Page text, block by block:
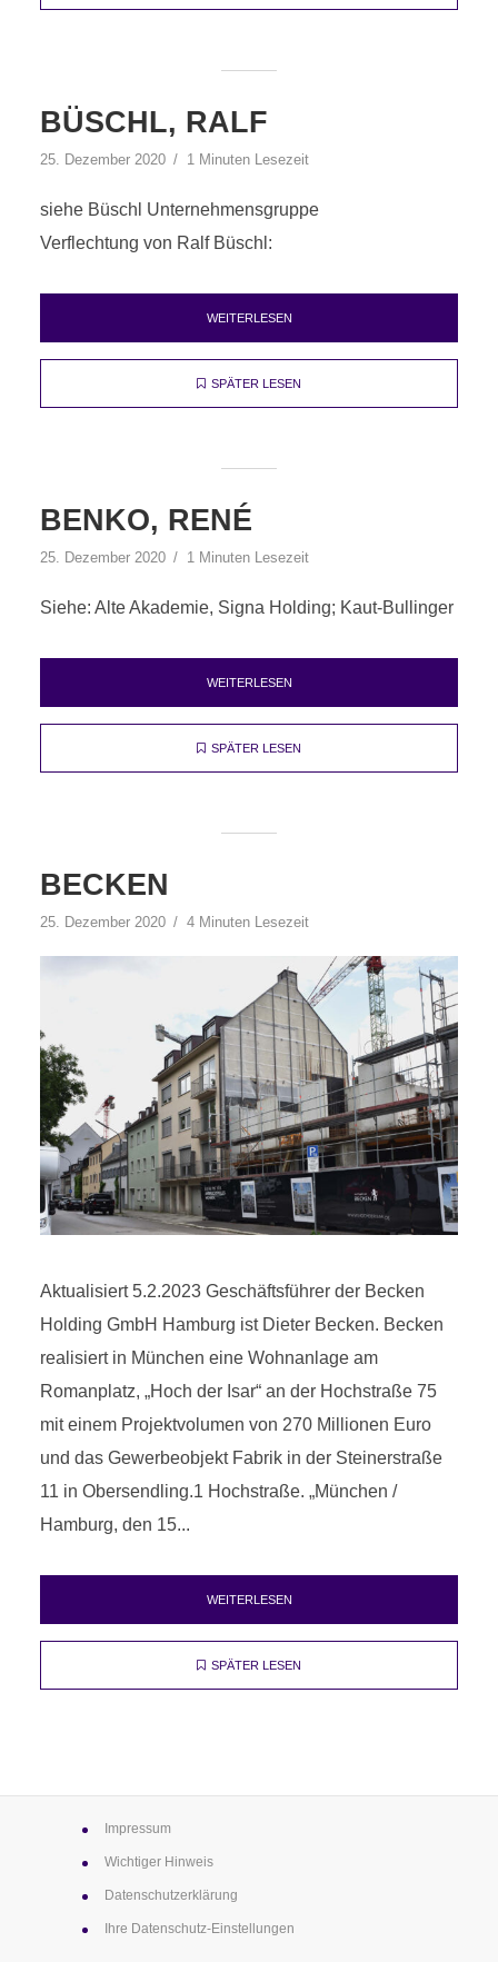
BÜSCHL, RALF
25. Dezember 2020 1 Minuten Lesezeit
siehe Büschl Unternehmensgruppe
Verflechtung von Ralf Büschl:
WEITERLESEN
SPÄTER LESEN
BENKO, RENÉ
25. Dezember 2020 1 Minuten Lesezeit
Siehe: Alte Akademie, Signa Holding; Kaut-Bullinger
WEITERLESEN
SPÄTER LESEN
BECKEN
25. Dezember 2020 4 Minuten Lesezeit
Aktualisiert 5.2.2023 Geschäftsführer der Becken
Holding GmbH Hamburg ist Dieter Becken. Becken
realisiert in München eine Wohnanlage am
Romanplatz, „Hoch der Isar“ an der Hochstraße 75
mit einem Projektvolumen von 270 Millionen Euro
und das Gewerbeobjekt Fabrik in der Steinerstraße
11 in Obersendling.1 Hochstraße. „München /
Hamburg, den 15...
WEITERLESEN
SPÄTER LESEN
Impressum
Wichtiger Hinweis
Datenschutz­erklärung
Ihre Datenschutz-Einstellungen